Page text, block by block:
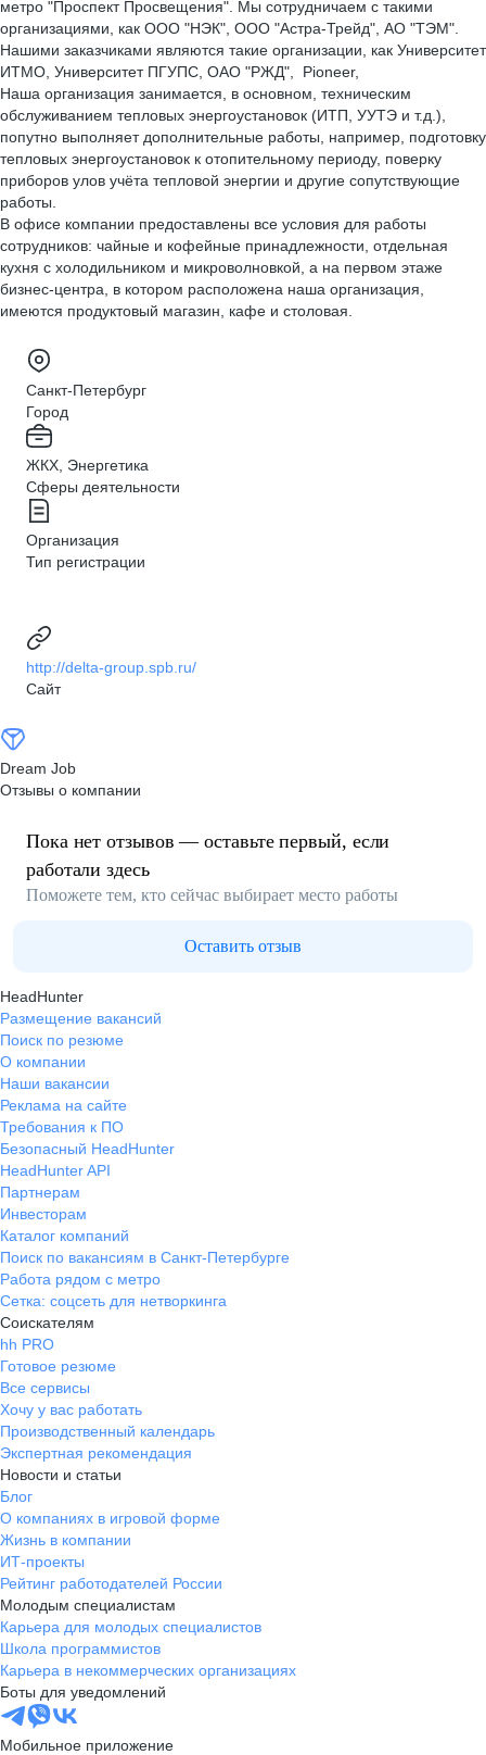
метро "Проспект Просвещения". Мы сотрудничаем с такими
организациями, как ООО "НЭК", ООО "Астра-Трейд", АО "ТЭМ".
Нашими заказчиками являются такие организации, как Университет
ИТМО, Университет ПГУПС, ОАО "РЖД", Pioneer,
Наша организация занимается, в основном, техническим
обслуживанием тепловых энергоустановок (ИТП, УУТЭ и т.д.),
попутно выполняет дополнительные работы, например, подготовку
тепловых энергоустановок к отопительному периоду, поверку
приборов улов учёта тепловой энергии и другие сопутствующие
работы.
В офисе компании предоставлены все условия для работы
сотрудников: чайные и кофейные принадлежности, отдельная
кухня с холодильником и микроволновкой, а на первом этаже
бизнес-центра, в котором расположена наша организация,
имеются продуктовый магазин, кафе и столовая.
Санкт-Петербург
Город
ЖКХ, Энергетика
Сферы деятельности
Организация
Тип регистрации
http://delta-group.spb.ru/
Сайт
Dream Job
Отзывы о компании
Пока нет отзывов — оставьте первый, если
работали здесь
Поможете тем, кто сейчас выбирает место работы
Оставить отзыв
HeadHunter
Размещение вакансий
Поиск по резюме
О компании
Наши вакансии
Реклама на сайте
Требования к ПО
Безопасный HeadHunter
HeadHunter API
Партнерам
Инвесторам
Каталог компаний
Поиск по вакансиям в Санкт-Петербурге
Работа рядом с метро
Сетка: соцсеть для нетворкинга
Соискателям
hh PRO
Готовое резюме
Все сервисы
Хочу у вас работать
Производственный календарь
Экспертная рекомендация
Новости и статьи
Блог
О компаниях в игровой форме
Жизнь в компании
ИТ-проекты
Рейтинг работодателей России
Молодым специалистам
Карьера для молодых специалистов
Школа программистов
Карьера в некоммерческих организациях
Боты для уведомлений
Мобильное приложение